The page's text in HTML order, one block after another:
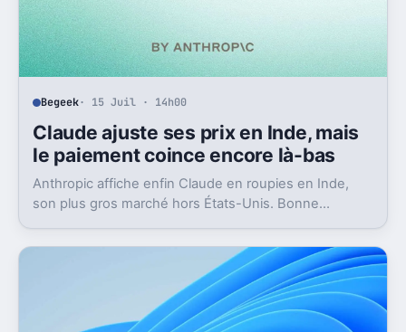
Begeek· 15 Juil · 14h00
Claude ajuste ses prix en Inde, mais
le paiement coince encore là-bas
Anthropic affiche enfin Claude en roupies en Inde,
son plus gros marché hors États-Unis. Bonne
abonnements.